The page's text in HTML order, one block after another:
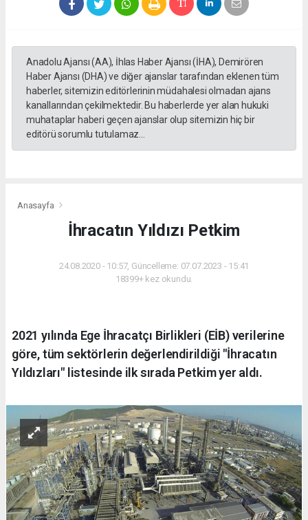
Anadolu Ajansı (AA), İhlas Haber Ajansı (İHA), Demirören
Haber Ajansı (DHA) ve diğer ajanslar tarafından eklenen tüm
haberler, sitemizin editörlerinin müdahalesi olmadan ajans
kanallarından çekilmektedir. Bu haberlerde yer alan hukuki
muhataplar haberi geçen ajanslar olup sitemizin hiç bir
editörü sorumlu tutulamaz...
Anasayfa
İhracatın Yıldızı Petkim
24.08.2020 - 10:57, Güncelleme: 07.07.2023 - 15:41
18399+ kez okundu.
2021 yılında Ege İhracatçı Birlikleri (EİB) verilerine
göre, tüm sektörlerin değerlendirildiği "İhracatın
Yıldızları" listesinde ilk sırada Petkim yer aldı.